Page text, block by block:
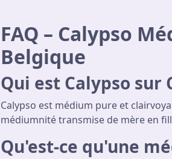
FAQ – Calypso
Belgique
Qui est Calypso sur
Calypso est médium pure et
médiumnité transmise de mère en
Qu'est-ce qu'une